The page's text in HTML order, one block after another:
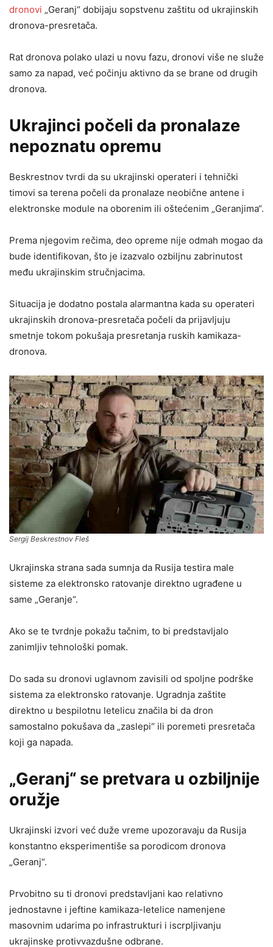
dronovi „Geranj“ dobijaju sopstvenu zaštitu od ukrajinskih
dronova-presretača.
Rat dronova polako ulazi u novu fazu, dronovi više ne služe
samo za napad, već počinju aktivno da se brane od drugih
dronova.
Ukrajinci počeli da pronalaze
nepoznatu opremu
Beskrestnov tvrdi da su ukrajinski operateri i tehnički
timovi sa terena počeli da pronalaze neobične antene i
elektronske module na oborenim ili oštećenim „Geranjima“.
Prema njegovim rečima, deo opreme nije odmah mogao da
bude identifikovan, što je izazvalo ozbiljnu zabrinutost
među ukrajinskim stručnjacima.
Situacija je dodatno postala alarmantna kada su operateri
ukrajinskih dronova-presretača počeli da prijavljuju
smetnje tokom pokušaja presretanja ruskih kamikaza-
dronova.
Sergij Beskrestnov Fleš
Ukrajinska strana sada sumnja da Rusija testira male
sisteme za elektronsko ratovanje direktno ugrađene u
same „Geranje“.
Ako se te tvrdnje pokažu tačnim, to bi predstavljalo
zanimljiv tehnološki pomak.
Do sada su dronovi uglavnom zavisili od spoljne podrške
sistema za elektronsko ratovanje. Ugradnja zaštite
direktno u bespilotnu letelicu značila bi da dron
samostalno pokušava da „zaslepi“ ili poremeti presretača
koji ga napada.
„Geranj“ se pretvara u ozbiljnije
oružje
Ukrajinski izvori već duže vreme upozoravaju da Rusija
konstantno eksperimentiše sa porodicom dronova
„Geranj“.
Prvobitno su ti dronovi predstavljani kao relativno
jednostavne i jeftine kamikaza-letelice namenjene
masovnim udarima po infrastrukturi i iscrpljivanju
ukrajinske protivvazdušne odbrane.